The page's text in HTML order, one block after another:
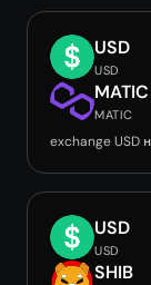
USD
USD
MATIC
MATIC
exchange USD
USD
USD
SHIB